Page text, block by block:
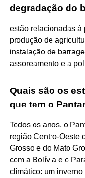
degradação do
estão relacionadas à
produção de
instalação de
assoreamento e a
Quais são os
que tem o
Todos os anos, o
região Centro-Oeste
Grosso e do Mato
com a Bolívia e o
climático: um